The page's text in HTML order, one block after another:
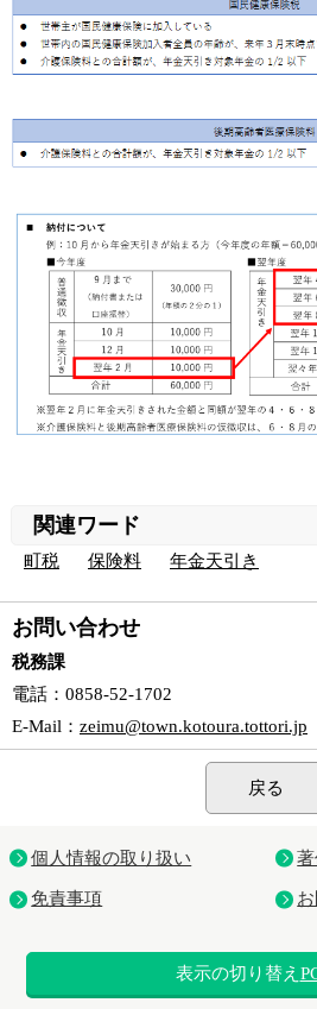
関連ワード
町税 保険料 年金天引き
お問い合わせ
税務課
電話 ：0858-52-1702
E-Mail ： zeimu@town.kotoura.tottori.jp
戻る
個人情報の取り扱い
免責事項
表示の切り替え